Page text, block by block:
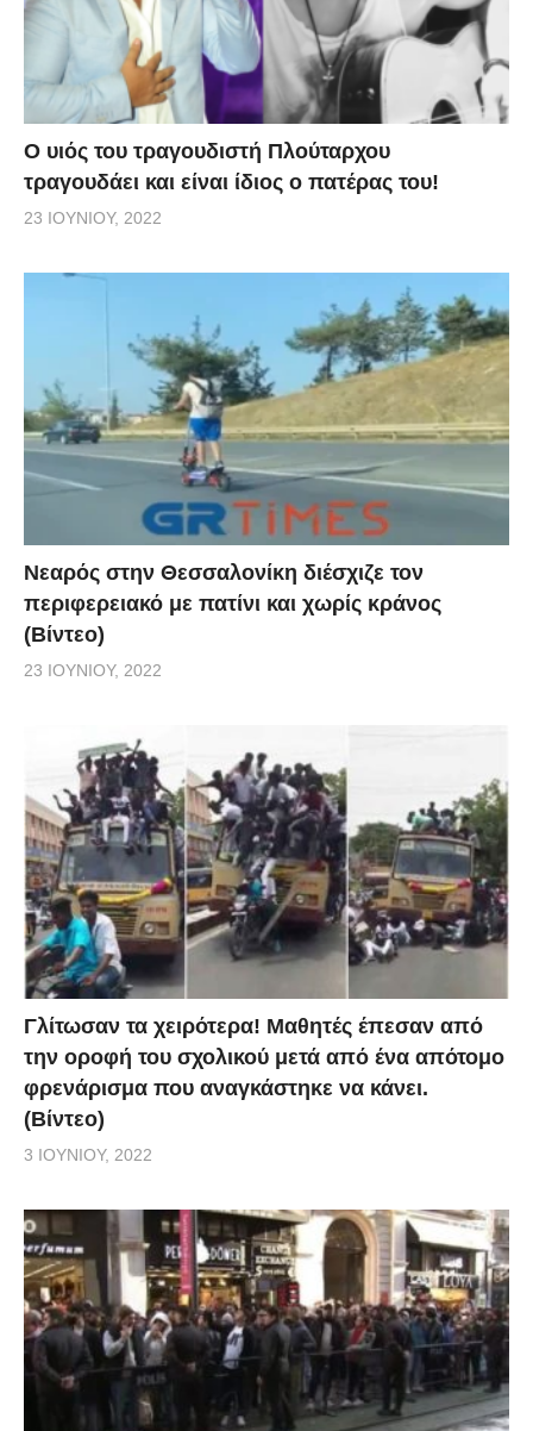
O υιός του τραγουδιστή Πλούταρχου
τραγουδάει και είναι ίδιος ο πατέρας του!
23 ΙΟΥΝΊΟΥ, 2022
Νεαρός στην Θεσσαλονίκη διέσχιζε τον
περιφερειακό με πατίνι και χωρίς κράνος
(Βίντεο)
23 ΙΟΥΝΊΟΥ, 2022
Γλίτωσαν τα χειρότερα! Μαθητές έπεσαν από
την οροφή του σχολικού μετά από ένα απότομο
φρενάρισμα που αναγκάστηκε να κάνει.
(Βίντεο)
3 ΙΟΥΝΊΟΥ, 2022